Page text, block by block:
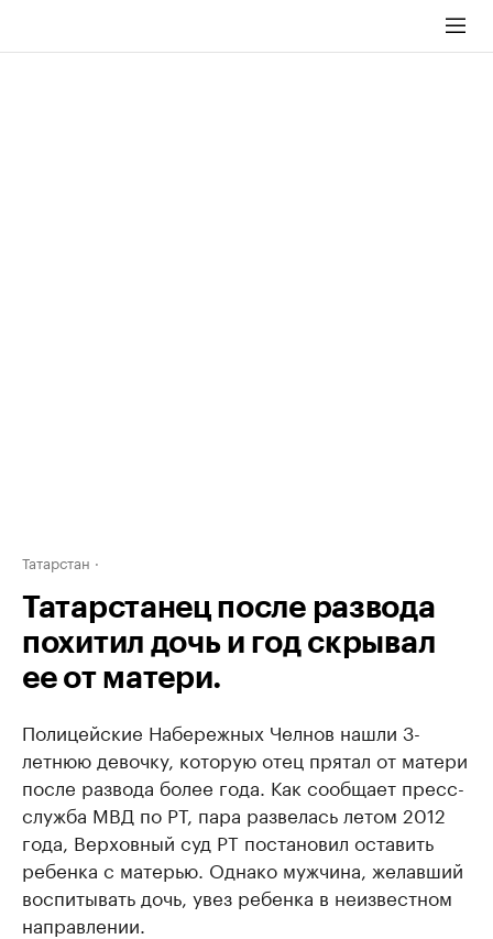
Татарстан
Татарстанец после развода
похитил дочь и год скрывал
ее от матери.
Полицейские Набережных Челнов нашли 3-
летнюю девочку, которую отец прятал от матери
после развода более года. Как сообщает пресс-
служба МВД по РТ, пара развелась летом 2012
года, Верховный суд РТ постановил оставить
ребенка с матерью. Однако мужчина, желавший
воспитывать дочь, увез ребенка в неизвестном
направлении.